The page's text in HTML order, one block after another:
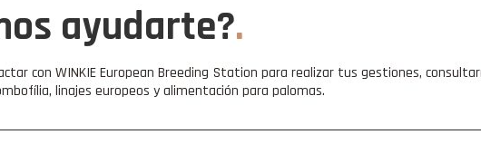
ayudarte?
con WINKIE European Breeding Station para realizar tus gestiones,
linajes europeos y alimentación para palomas.